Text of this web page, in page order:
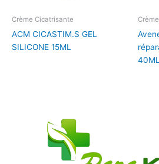
Crème Cicatrisante
ACM CICASTIM.S GEL
SILICONE 15ML
40ML